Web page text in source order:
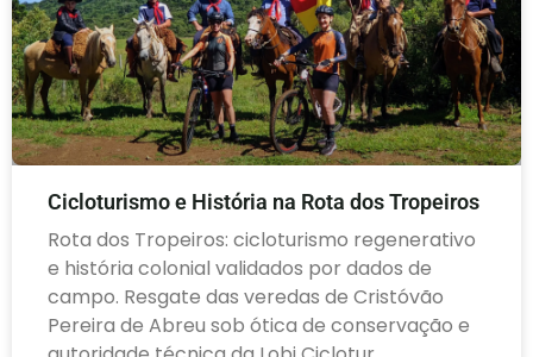
Cicloturismo e História na Rota dos Tropeiros
Rota dos Tropeiros: cicloturismo regenerativo
e história colonial validados por dados de
campo. Resgate das veredas de Cristóvão
Pereira de Abreu sob ótica de conservação e